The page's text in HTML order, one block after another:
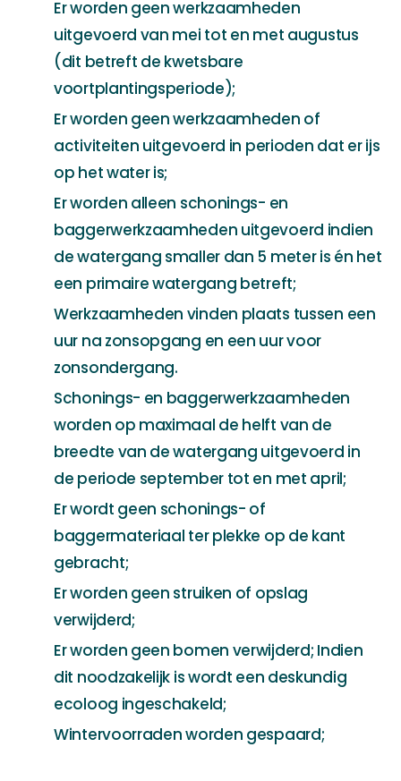
Er worden geen werkzaamheden
uitgevoerd van mei tot en met augustus
(dit betreft de kwetsbare
voortplantingsperiode);
Er worden geen werkzaamheden of
activiteiten uitgevoerd in perioden dat er ijs
op het water is;
Er worden alleen schonings- en
baggerwerkzaamheden uitgevoerd indien
de watergang smaller dan 5 meter is én het
een primaire watergang betreft;
Werkzaamheden vinden plaats tussen een
uur na zonsopgang en een uur voor
zonsondergang.
Schonings- en baggerwerkzaamheden
worden op maximaal de helft van de
breedte van de watergang uitgevoerd in
de periode september tot en met april;
Er wordt geen schonings- of
baggermateriaal ter plekke op de kant
gebracht;
Er worden geen struiken of opslag
verwijderd;
Er worden geen bomen verwijderd; Indien
dit noodzakelijk is wordt een deskundig
ecoloog ingeschakeld;
Wintervoorraden worden gespaard;